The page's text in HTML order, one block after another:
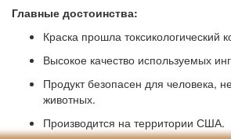
Главные достоинства:
Краска прошла токсикологический
Высокое качество используемых
Продукт безопасен для человека,
животных.
Производится на территории США.